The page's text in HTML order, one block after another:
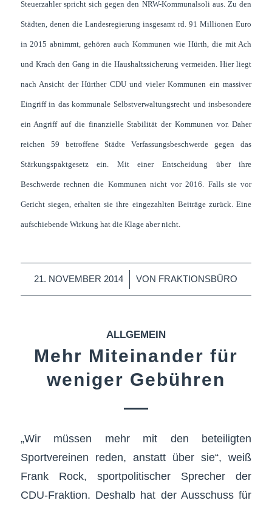
Steuerzahler spricht sich gegen den NRW-Kommunalsoli aus. Zu den
Städten, denen die Landesregierung insgesamt rd. 91 Millionen Euro
in 2015 abnimmt, gehören auch Kommunen wie Hürth, die mit Ach
und Krach den Gang in die Haushaltssicherung vermeiden. Hier liegt
nach Ansicht der Hürther CDU und vieler Kommunen ein massiver
Eingriff in das kommunale Selbstverwaltungsrecht und insbesondere
ein Angriff auf die finanzielle Stabilität der Kommunen vor. Daher
reichen 59 betroffene Städte Verfassungsbeschwerde gegen das
Stärkungspaktgesetz ein. Mit einer Entscheidung über ihre
Beschwerde rechnen die Kommunen nicht vor 2016. Falls sie vor
Gericht siegen, erhalten sie ihre eingezahlten Beiträge zurück. Eine
aufschiebende Wirkung hat die Klage aber nicht.
21. NOVEMBER 2014
/ VON FRAKTIONSBÜRO
ALLGEMEIN
Mehr Miteinander für
weniger Gebühren
„Wir müssen mehr mit den beteiligten
Sportvereinen reden, anstatt über sie“, weiß
Frank Rock, sportpolitischer Sprecher der
CDU-Fraktion. Deshalb hat der Ausschuss für